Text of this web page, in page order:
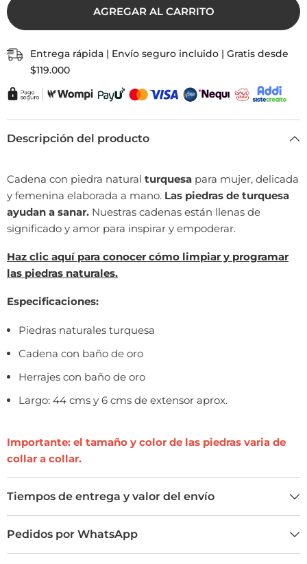
Piedra
Con
Significado
Turquesa
Significado
AGREGAR AL CARRITO
Entrega rápida | Envío seguro incluido | Gratis desde
$119.000
Descripción del producto
Cadena con piedra natural turquesa para mujer, delicada
y femenina elaborada a mano. Las piedras de turquesa
ayudan a sanar. Nuestras cadenas están llenas de
significado y amor para inspirar y empoderar.
Haz clic aquí para conocer cómo limpiar y programar
las piedras naturales.
Especificaciones:
Piedras naturales turquesa
Cadena con baño de oro
Herrajes con baño de oro
Largo: 44 cms y 6 cms de extensor aprox.
Importante: el tamaño y color de las piedras varia de
collar a collar.
Tiempos de entrega y valor del envío
Pedidos por WhatsApp